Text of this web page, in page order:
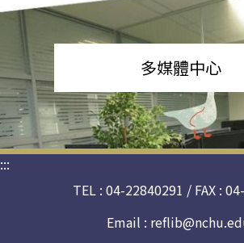
多媒體中心
:::
TEL : 04-22840291 / FAX :
Email :